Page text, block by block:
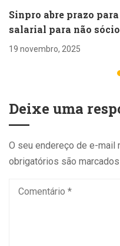
Sinpro abre prazo
salarial para não
19 novembro, 2025
Deixe uma
O seu endereço de e-mail
obrigatórios são